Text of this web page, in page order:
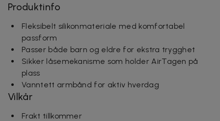
Produktinfo
Fleksibelt silikonmateriale med komfortabel
passform
Passer både barn og eldre for ekstra trygghet
Sikker låsemekanisme som holder AirTagen på
plass
Vanntett armbånd for aktiv hverdag
Vilkår
Frakt tillkommer